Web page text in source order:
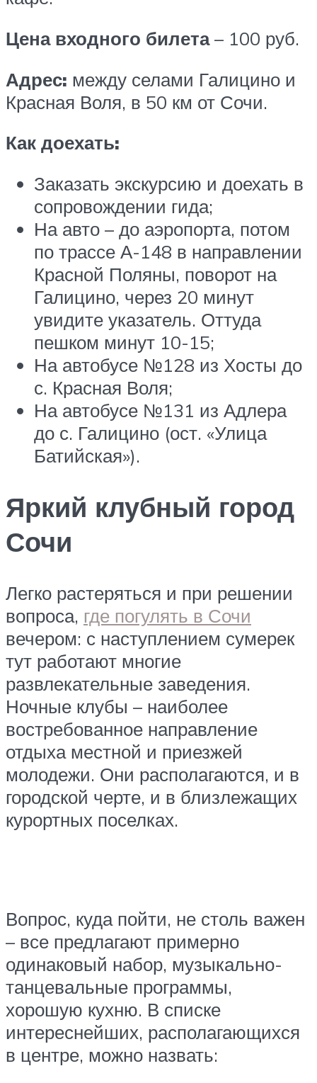
Цена входного билета– 100 руб.
Адрес: между селами Галицино и
Красная Воля, в 50 км от Сочи.
Как доехать:
Заказать экскурсию и доехать в
сопровождении гида;
На авто – до аэропорта, потом
по трассе А-148 в направлении
Красной Поляны, поворот на
Галицино, через 20 минут
увидите указатель. Оттуда
пешком минут 10-15;
На автобусе №128 из Хосты до
с. Красная Воля;
На автобусе №131 из Адлера
до с. Галицино (ост. «Улица
Батийская»).
Яркий клубный город
Сочи
Легко растеряться и при решении
вопроса, где погулять в Сочи
вечером: с наступлением сумерек
тут работают многие
развлекательные заведения.
Ночные клубы – наиболее
востребованное направление
отдыха местной и приезжей
молодежи. Они располагаются, и в
городской черте, и в близлежащих
курортных поселках.
Вопрос, куда пойти, не столь важен
– все предлагают примерно
одинаковый набор, музыкально-
танцевальные программы,
хорошую кухню. В списке
интереснейших, располагающихся
в центре, можно назвать: